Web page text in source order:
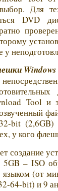
Для
DVD
Windows
Tool и
32-bit
у кого
создание
5GB – ISO
языком (от
64-bit) и 9